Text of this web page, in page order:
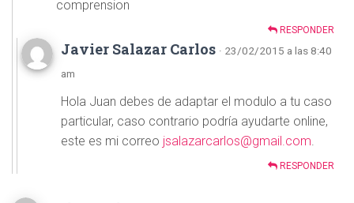
comprension
RESPONDER
Javier Salazar Carlos · 23/02/2015 a las 8:40
am
Hola Juan debes de adaptar el modulo a tu caso
particular, caso contrario podría ayudarte online,
este es mi correo jsalazarcarlos@gmail.com.
RESPONDER